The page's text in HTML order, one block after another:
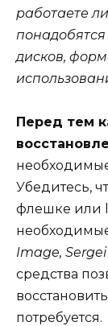
работаете
дисков,
Перед тем
Убедитесь,
флешке или
Image,
средства
потребуется.